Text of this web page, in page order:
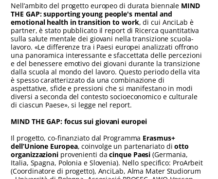
Nell’ambito del progetto europeo di durata biennale MIND
THE GAP: supporting young people's mental and
emotional health in transition to work, di cui AnciLab è
partner, è stato pubblicato il report di Ricerca quantitativa
sulla salute mentale dei giovani nella transizione scuola-
lavoro. «Le differenze tra i Paesi europei analizzati offrono
una panoramica interessante e sfaccettata delle percezioni
e del benessere emotivo dei giovani durante la transizione
dalla scuola al mondo del lavoro. Questo periodo della vita
è spesso caratterizzato da una combinazione di
aspettative, sfide e pressioni che si manifestano in modi
diversi a seconda del contesto socioeconomico e culturale
di ciascun Paese», si legge nel report.
MIND THE GAP: focus sui giovani europei
Il progetto, co-finanziato dal Programma Erasmus+
dell’Unione Europea, coinvolge un partenariato diotto
organizzazioni provenienti dacinque Paesi(Germania,
Italia, Spagna, Polonia e Slovenia). Nello specifico: ProArbeit
(Coordinatore di progetto), AnciLab, Alma Mater Studiorum